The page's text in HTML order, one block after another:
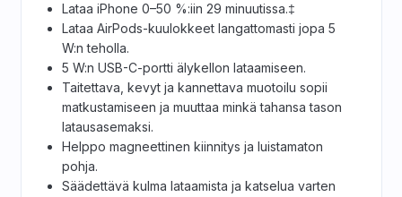
Lataa iPhone 0–50 %:iin 29 minuutissa.‡
Lataa AirPods-kuulokkeet langattomasti jopa 5
W:n teholla.
5 W:n USB-C-portti älykellon lataamiseen.
Taitettava, kevyt ja kannettava muotoilu sopii
matkustamiseen ja muuttaa minkä tahansa tason
latausasemaksi.
Helppo magneettinen kiinnitys ja luistamaton
pohja.
Säädettävä kulma lataamista ja katselua varten